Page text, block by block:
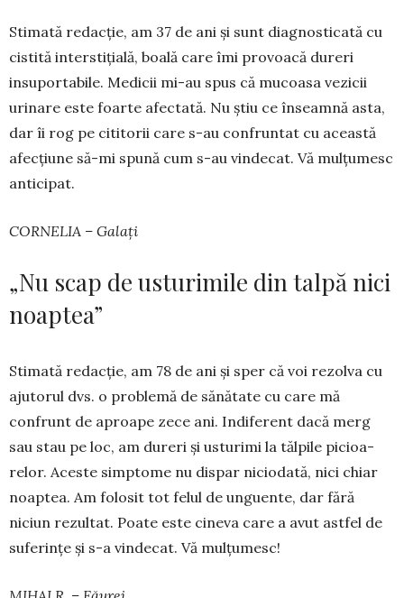
Stimată redacție, am 37 de ani și sunt diag­nosticată cu
cistită interstițială, boală care îmi provoacă dureri
insuportabile. Medicii mi-au spus că mucoasa vezicii
urinare este foarte afec­tată. Nu știu ce înseamnă asta,
dar îi rog pe citi­torii care s-au confruntat cu această
afecțiune să-mi spună cum s-au vindecat. Vă mulțumesc
anticipat.
CORNELIA – Galați
„Nu scap de usturimile din talpă nici
noaptea”
Stimată redacție, am 78 de ani și sper că voi rezolva cu
ajutorul dvs. o problemă de sănătate cu care mă
confrunt de aproape zece ani. Indi­ferent dacă merg
sau stau pe loc, am dureri și usturimi la tălpile pi­cioa­
relor. Aceste simptome nu dis­par ni­ciodată, nici chiar
noaptea. Am folo­sit tot felul de un­guente, dar fără
niciun rezultat. Poate este cineva care a avut astfel de
sufe­rințe și s-a vindecat. Vă mulțu­mesc!